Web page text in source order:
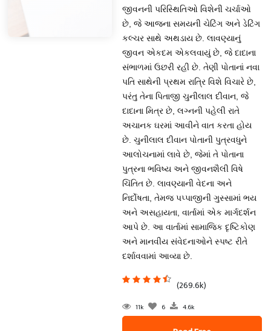
જીવનની પરિસ્થિતિઓ વિશેની ચર્ચાઓ
છે, જે આજના સમયની ચેટિંગ અને ડેટિંગ
કલ્ચર સાથે અથડાય છે. લાવણ્યાનું
જીવન એકદમ એકલવાયું છે, જે દાદાના
સંભાળમાં ઉછરી રહી છે. તેણી પોતાનાં નવા
પતિ સાથેની પ્રથમ રાત્રિ વિશે વિચારે છે,
પરંતુ તેના પિતાજી ચુનીલાલ દીવાન, જે
દાદાના મિત્ર છે, લગ્નની પહેલી રાતે
અચાનક ઘરમાં આવીને વાત કરતા હોય
છે. ચુનીલાલ દીવાન પોતાની પુત્રવધુને
આલોચનામાં લાવે છે, જેમાં તે પોતાના
પુત્રના ભવિષ્ય અને જીવનશૈલી વિષે
ચિંતિત છે. લાવણ્યાની વેદના અને
નિર્દોષતા, તેમજ પપ્પાજીની ગુસ્સામાં ભય
અને અસહાયતા, વાર્તામાં એક માર્ગદર્શન
આપે છે. આ વાર્તામાં સામાજિક દૃષ્ટિકોણ
અને માનવીય સંવેદનાઓને સ્પષ્ટ રીતે
દર્શાવવામાં આવ્યા છે.
(269.6k)
11k 6 4.6k